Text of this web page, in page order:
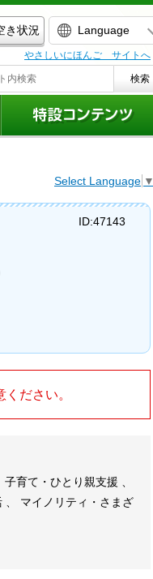
き状況 Language
やさしいにほんご サイトへ
検索
Select Language ▼
ID:47143
ださい。
育て・ひとり親支援 、
、 マイノリティ・さまざ